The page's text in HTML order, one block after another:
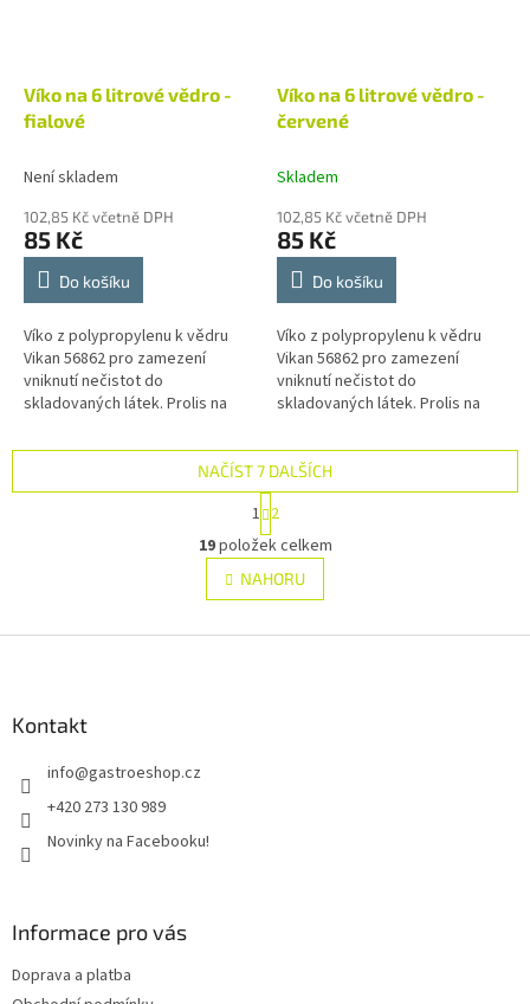
Víko na 6 litrové vědro -
fialové
Není skladem
102,85 Kč včetně DPH
85 Kč
Do košíku
Víko z polypropylenu k vědru
Vikan 56862 pro zamezení
vniknutí nečistot do
skladovaných látek. Prolis na
Vikan je přední světový výrobce
Víko na 6 litrové vědro -
červené
Skladem
102,85 Kč včetně DPH
85 Kč
Do košíku
Víko z polypropylenu k vědru
Vikan 56862 pro zamezení
vniknutí nečistot do
skladovaných látek. Prolis na
Vikan je přední světový výrobce
čistícího...
O
v
l
á
NAČÍST 7 DALŠÍCH
t
r
á
n
k
v
1 2
19položek celkem
NAHORU
Kontakt
info@gastroeshop.cz
+420 273 130 989
Novinky na Facebooku!
Informace pro vás
Doprava a platba